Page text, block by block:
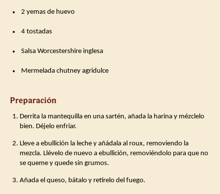
️ 2 yemas de huevo
️ 4 tostadas
️ Salsa Worcestershire inglesa
️ Mermelada chutney agridulce
Preparación
Derrita la mantequilla en una sartén, añada la harina y mézclelo
bien. Déjelo enfriar.
Lleve a ebullición la leche y añádala al roux, removiendo la
mezcla. Llévelo de nuevo a ebullición, removiéndolo para que no
se queme y quede sin grumos.
Añada el queso, bátalo y retírelo del fuego.